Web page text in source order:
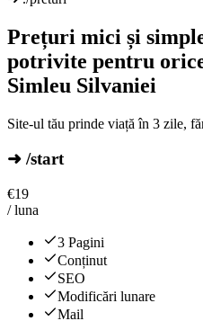
Prețuri mici și
potrivite pentru
Simleu Silvaniei
Site-ul tău prinde viață în 3 zile,
➜ /start
€19
/ luna
3 Pagini
Conținut
SEO
Modificări lunare
Mail